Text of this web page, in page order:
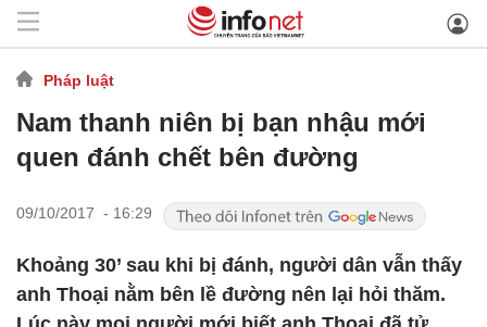
Pháp luật
Nam thanh niên bị bạn nhậu mới
quen đánh chết bên đường
09/10/2017 - 16:29
Khoảng 30’ sau khi bị đánh, người dân vẫn thấy
anh Thoại nằm bên lề đường nên lại hỏi thăm.